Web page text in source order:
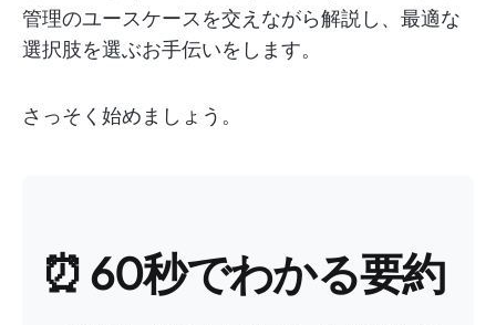
管理のユースケースを交えながら解説し、最適な
選択肢を選ぶお手伝いをします。
さっそく始めましょう。
⏰ 60秒でわかる要約